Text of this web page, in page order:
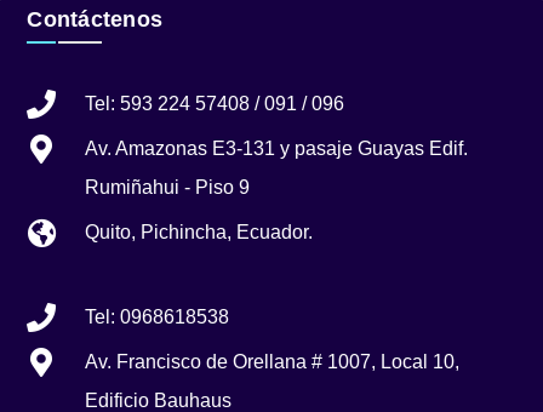
Contáctenos
Tel: 593 224 57408 / 091 / 096
Av. Amazonas E3-131 y pasaje Guayas Edif.
Rumiñahui - Piso 9
Quito, Pichincha, Ecuador.
Tel: 0968618538
Av. Francisco de Orellana # 1007, Local 10,
Edificio Bauhaus